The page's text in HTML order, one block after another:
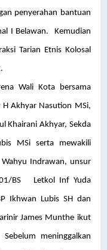
penyerahan bantuan
I Belawan. Kemudian
Tarian Etnis Kolosal
Wali Kota bersama
H Akhyar Nasution MSi,
Khairani Akhyar, Sekda
MSi serta mewakili
Indrawan, unsur
BS Letkol Inf Yuda
Ikhwan Lubis SH dan
James Munthe ikut
meninggalkan